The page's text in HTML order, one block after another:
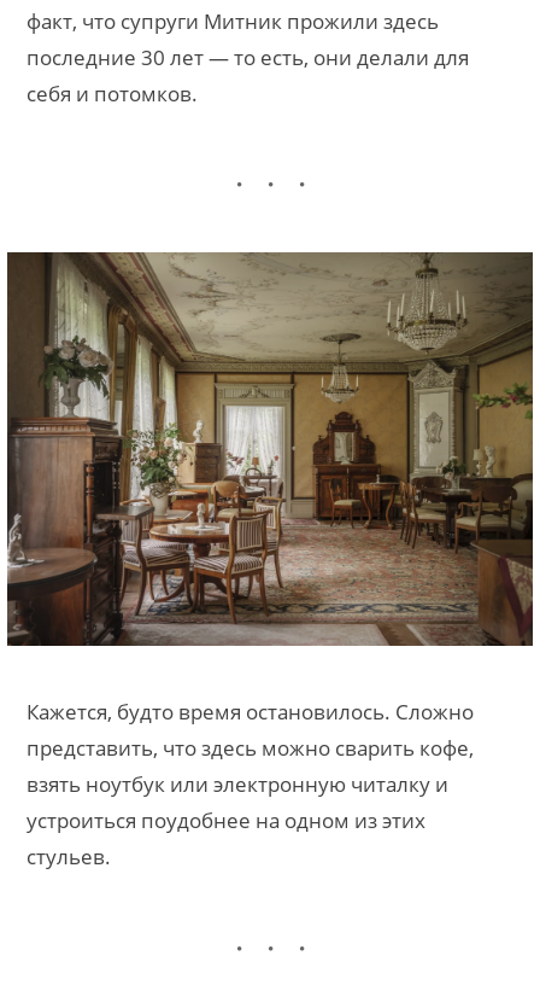
факт, что супруги Митник прожили здесь
последние 30 лет — то есть, они делали для
себя и потомков.
Кажется, будто время остановилось. Сложно
представить, что здесь можно сварить кофе,
взять ноутбук или электронную читалку и
устроиться поудобнее на одном из этих
стульев.